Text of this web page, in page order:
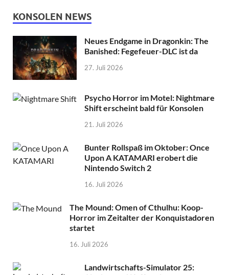
KONSOLEN NEWS
Neues Endgame in Dragonkin: The
Banished: Fegefeuer-DLC ist da
27. Juli 2026
Psycho Horror im Motel: Nightmare
Shift erscheint bald für Konsolen
21. Juli 2026
Bunter Rollspaß im Oktober: Once
Upon A KATAMARI erobert die
Nintendo Switch 2
16. Juli 2026
The Mound: Omen of Cthulhu: Koop-
Horror im Zeitalter der Konquistadoren
startet
16. Juli 2026
Landwirtschafts-Simulator 25: